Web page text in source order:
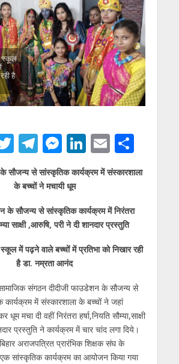
स्कूल
है
T
w
itt
er
T
el
e
gr
a
m
M
e
ss
e
n
g
er
Li
n
k
e
dI
n
E
m
ai
l
S
h
ar
e
सौजन्य से सांस्कृतिक कार्यक्रम में संस्कारशाला
के बच्चों ने मचायी धूम
के सौजन्य से सांस्कृतिक कार्यक्रम में निरंतरा
साक्षी ,आरुषि, परी ने दी शानदार प्रस्तुति
में पढ़ने वाले बच्चों में प्रतिभा को निखार रही
है डा. नम्रता आनंद
संगठन दीदीजी फाउडेशन के सौजन्य से
में संस्कारशाला के बच्चों ने जहां
धूम मचा दी वहीं निरंतरा हर्षा,नियति सौम्या,साक्षी
प्रस्तुति ने कार्यक्रम में चार चांद लगा दिये।
अराजपत्रित प्रारंभिक शिक्षक संघ के
सांस्कृतिक कार्यक्रम का आयोजन किया गया